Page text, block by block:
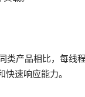
类产品相比，每线
速响应能力。